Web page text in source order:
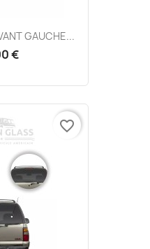
GAUCHE...
€
favorite_border